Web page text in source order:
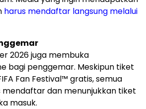
harus mendaftar langsung melalui
2026 juga membuka
bagi penggemar. Meskipun tiket
Fan Festival™ gratis, semua
mendaftar dan menunjukkan tiket
masuk.